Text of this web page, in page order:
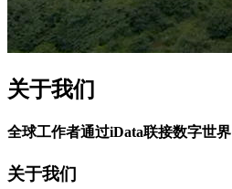
关于我们
全球工作者通过iData联接数字世界
关于我们